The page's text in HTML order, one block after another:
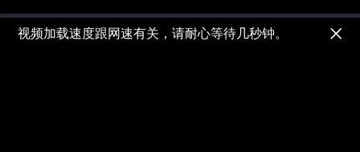

视频加载速度跟网速有关，请耐心等待几秒钟。